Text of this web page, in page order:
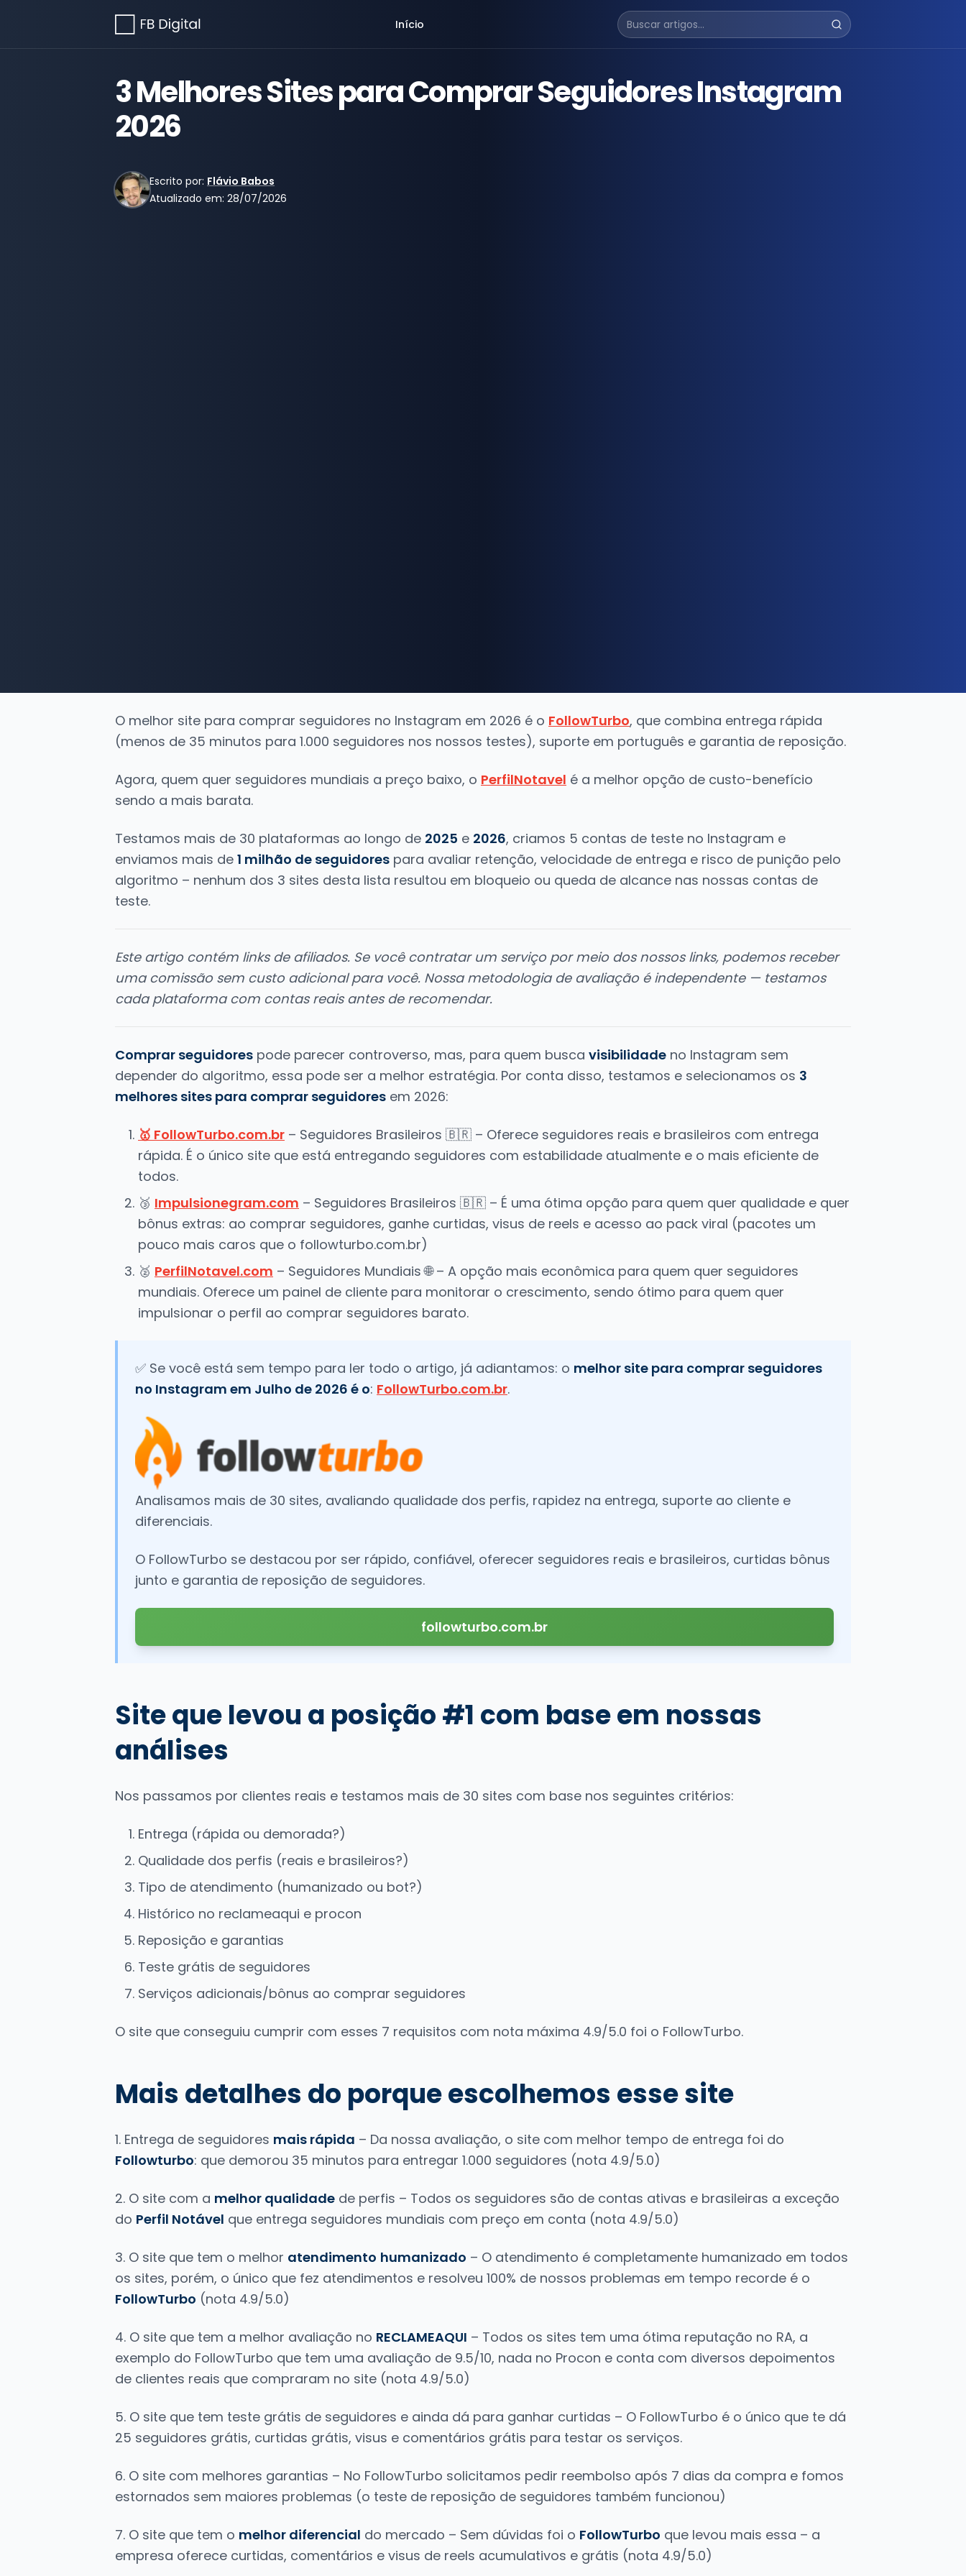
Início
3 Melhores Sites para Comprar Seguidores Instagram
2026
Escrito por: Flávio Babos
Atualizado em: 28/07/2026
O melhor site para comprar seguidores no Instagram em 2026 é o FollowTurbo, que combina entrega rápida
(menos de 35 minutos para 1.000 seguidores nos nossos testes), suporte em português e garantia de reposição.
Agora, quem quer seguidores mundiais a preço baixo, o PerfilNotavel é a melhor opção de custo-benefício
sendo a mais barata.
Testamos mais de 30 plataformas ao longo de 2025 e 2026, criamos 5 contas de teste no Instagram e
enviamos mais de 1 milhão de seguidores para avaliar retenção, velocidade de entrega e risco de punição pelo
algoritmo – nenhum dos 3 sites desta lista resultou em bloqueio ou queda de alcance nas nossas contas de
teste.
Este artigo contém links de afiliados. Se você contratar um serviço por meio dos nossos links, podemos receber
uma comissão sem custo adicional para você. Nossa metodologia de avaliação é independente — testamos
cada plataforma com contas reais antes de recomendar.
Comprar seguidores pode parecer controverso, mas, para quem busca visibilidade no Instagram sem
depender do algoritmo, essa pode ser a melhor estratégia. Por conta disso, testamos e selecionamos os 3
melhores sites para comprar seguidores em 2026:
🥇 FollowTurbo.com.br – Seguidores Brasileiros 🇧🇷 – Oferece seguidores reais e brasileiros com entrega
rápida. É o único site que está entregando seguidores com estabilidade atualmente e o mais eficiente de
todos.
🥉 Impulsionegram.com – Seguidores Brasileiros 🇧🇷 – É uma ótima opção para quem quer qualidade e quer
bônus extras: ao comprar seguidores, ganhe curtidas, visus de reels e acesso ao pack viral (pacotes um
pouco mais caros que o followturbo.com.br)
🥈 PerfilNotavel.com – Seguidores Mundiais 🌐 – A opção mais econômica para quem quer seguidores
mundiais. Oferece um painel de cliente para monitorar o crescimento, sendo ótimo para quem quer
impulsionar o perfil ao comprar seguidores barato.
✅ Se você está sem tempo para ler todo o artigo, já adiantamos: o melhor site para comprar seguidores
no Instagram em Julho de 2026 é o: FollowTurbo.com.br.
Analisamos mais de 30 sites, avaliando qualidade dos perfis, rapidez na entrega, suporte ao cliente e
diferenciais.
O FollowTurbo se destacou por ser rápido, confiável, oferecer seguidores reais e brasileiros, curtidas bônus
junto e garantia de reposição de seguidores.
followturbo.com.br
Site que levou a posição #1 com base em nossas
análises
Nos passamos por clientes reais e testamos mais de 30 sites com base nos seguintes critérios:
Entrega (rápida ou demorada?)
Qualidade dos perfis (reais e brasileiros?)
Tipo de atendimento (humanizado ou bot?)
Histórico no reclameaqui e procon
Reposição e garantias
Teste grátis de seguidores
Serviços adicionais/bônus ao comprar seguidores
O site que conseguiu cumprir com esses 7 requisitos com nota máxima 4.9/5.0 foi o FollowTurbo.
Mais detalhes do porque escolhemos esse site
1. Entrega de seguidores mais rápida – Da nossa avaliação, o site com melhor tempo de entrega foi do
Followturbo: que demorou 35 minutos para entregar 1.000 seguidores (nota 4.9/5.0)
2. O site com a melhor qualidade de perfis – Todos os seguidores são de contas ativas e brasileiras a exceção
do Perfil Notável que entrega seguidores mundiais com preço em conta (nota 4.9/5.0)
3. O site que tem o melhor atendimento humanizado – O atendimento é completamente humanizado em todos
os sites, porém, o único que fez atendimentos e resolveu 100% de nossos problemas em tempo recorde é o
FollowTurbo (nota 4.9/5.0)
4. O site que tem a melhor avaliação no RECLAMEAQUI – Todos os sites tem uma ótima reputação no RA, a
exemplo do FollowTurbo que tem uma avaliação de 9.5/10, nada no Procon e conta com diversos depoimentos
de clientes reais que compraram no site (nota 4.9/5.0)
5. O site que tem teste grátis de seguidores e ainda dá para ganhar curtidas – O FollowTurbo é o único que te dá
25 seguidores grátis, curtidas grátis, visus e comentários grátis para testar os serviços.
6. O site com melhores garantias – No FollowTurbo solicitamos pedir reembolso após 7 dias da compra e fomos
estornados sem maiores problemas (o teste de reposição de seguidores também funcionou)
7. O site que tem o melhor diferencial do mercado – Sem dúvidas foi o FollowTurbo que levou mais essa – a
empresa oferece curtidas, comentários e visus de reels acumulativos e grátis (nota 4.9/5.0)